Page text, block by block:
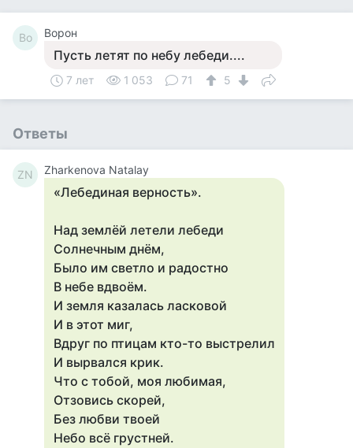
Во Ворон
Пусть летят по небу лебеди....
7 лет 1 053 71 5
Ответы
ZN Zharkenova Natalay
«Лебединая верность».
Над землёй летели лебеди
Солнечным днём,
Было им светло и радостно
В небе вдвоём.
И земля казалась ласковой
И в этот миг,
Вдруг по птицам кто-то выстрелил
И вырвался крик.
Что с тобой, моя любимая,
Отзовись скорей,
Без любви твоей
Небо всё грустней.